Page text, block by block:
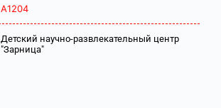
А1204
Детский научно-развлекательный центр
"Зарница"